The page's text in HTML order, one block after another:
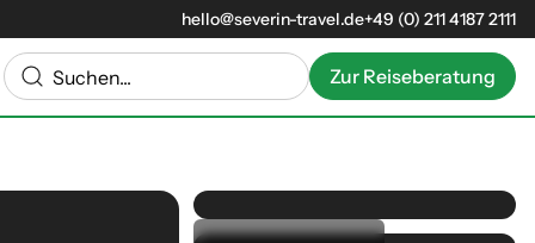
hello@severin-travel.de+49 (0) 211 4187 2111
Zur Reiseberatung